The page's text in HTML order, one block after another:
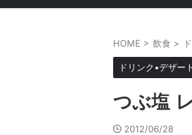
HOME > 飲食 >
ドリンク•デザート
つぶ塩
2012/06/28